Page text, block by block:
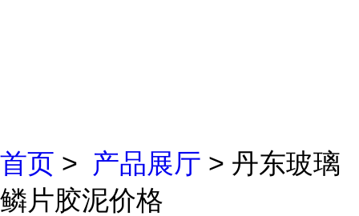
首页 > 产品展厅 > 丹东玻璃
鳞片胶泥价格